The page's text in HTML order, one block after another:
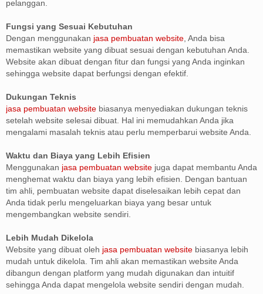
pelanggan.
Fungsi yang Sesuai Kebutuhan
Dengan menggunakan jasa pembuatan website , Anda bisa
memastikan website yang dibuat sesuai dengan kebutuhan Anda.
Website akan dibuat dengan fitur dan fungsi yang Anda inginkan
sehingga website dapat berfungsi dengan efektif.
Dukungan Teknis
jasa pembuatan website biasanya menyediakan dukungan teknis
setelah website selesai dibuat. Hal ini memudahkan Anda jika
mengalami masalah teknis atau perlu memperbarui website Anda.
Waktu dan Biaya yang Lebih Efisien
Menggunakan jasa pembuatan website juga dapat membantu Anda
menghemat waktu dan biaya yang lebih efisien. Dengan bantuan
tim ahli, pembuatan website dapat diselesaikan lebih cepat dan
Anda tidak perlu mengeluarkan biaya yang besar untuk
mengembangkan website sendiri.
Lebih Mudah Dikelola
Website yang dibuat oleh jasa pembuatan website biasanya lebih
mudah untuk dikelola. Tim ahli akan memastikan website Anda
dibangun dengan platform yang mudah digunakan dan intuitif
sehingga Anda dapat mengelola website sendiri dengan mudah.